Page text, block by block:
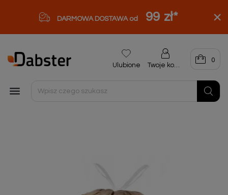
DARMOWA DOSTAWA od 99 zł*

Ulubione Twoje konto
0